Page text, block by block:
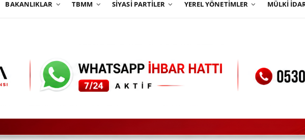
BAKANLIKLAR TBMM SIYASI PARTILER YEREL YÖNETIMLER MÜLKI